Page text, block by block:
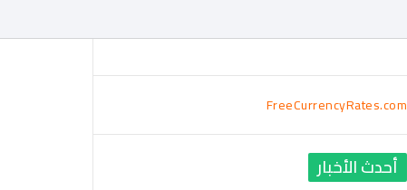
FreeCurrencyRates.com
أحدث الأخبار